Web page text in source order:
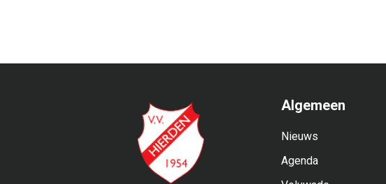
Algemeen
Nieuws
Agenda